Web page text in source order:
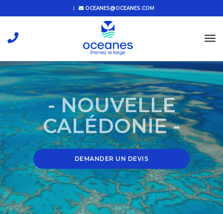
OCEANES@OCEANES.COM
- NOUVELLE
CALÉDONIE -
DEMANDER UN DEVIS